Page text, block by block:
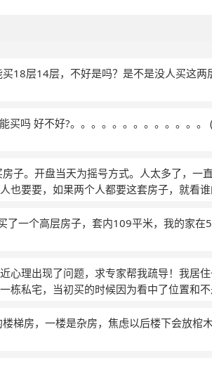
18层14层，不好是吗？是不是没人买这两
买吗 好不好?。。。。。。。。。。。。。
子。开盘当天为摇号方式。人太多了，一
也要要，如果两个人都要这套房子，就看
出去，在回去的时候只有二楼了。因为这
了一个高层房子，套内109平米，我的家在
心理出现了问题，求专家帮我疏导！我居
栋私宅，当初买的时候因为看中了位置和
结果很多地方都不合理。更主要的是房子
梯房，一楼是杂房，焦虑以后楼下会放棺